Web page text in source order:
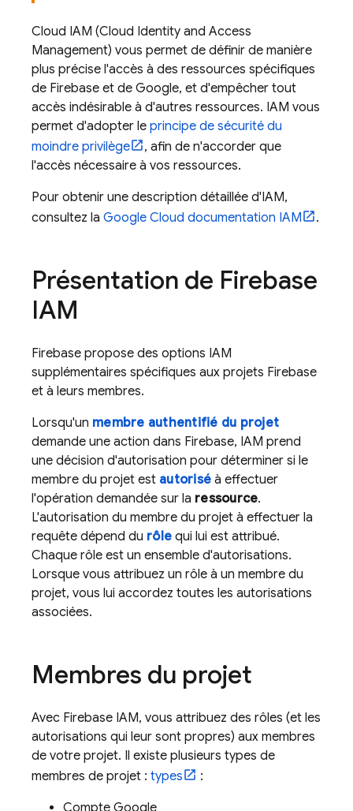
Cloud IAM (Cloud Identity and Access
Management) vous permet de définir de manière
plus précise l'accès à des ressources spécifiques
de Firebase et de Google, et d'empêcher tout
accès indésirable à d'autres ressources. IAM vous
permet d'adopter le principe de sécurité du
moindre privilège
, afin de n'accorder que
l'accès nécessaire à vos ressources.
Pour obtenir une description détaillée d'IAM,
consultez la Google Cloud documentation IAM .
Présentation de Firebase
IAM
Firebase propose des options IAM
supplémentaires spécifiques aux projets Firebase
et à leurs membres.
Lorsqu'un membre authentifié du projet
demande une action dans Firebase, IAM prend
une décision d'autorisation pour déterminer si le
membre du projet est autorisé à effectuer
l'opération demandée sur la ressource.
L'autorisation du membre du projet à effectuer la
requête dépend du rôle qui lui est attribué.
Chaque rôle est un ensemble d'autorisations.
Lorsque vous attribuez un rôle à un membre du
projet, vous lui accordez toutes les autorisations
associées.
Membres du projet
Avec Firebase IAM, vous attribuez des rôles (et les
autorisations qui leur sont propres) aux membres
de votre projet. Il existe plusieurs types de
membres de projet : types
:
Compte Google